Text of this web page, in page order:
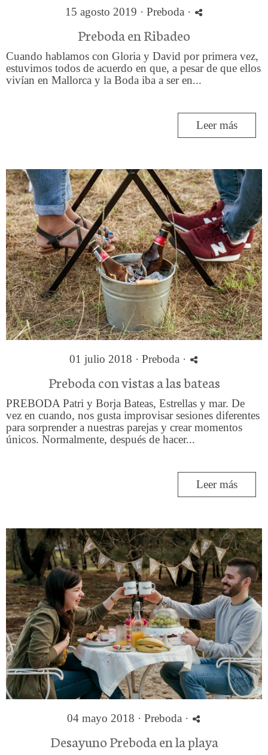
15 agosto 2019 · Preboda·
Preboda en Ribadeo
Cuando hablamos con Gloria y David por primera vez,
estuvimos todos de acuerdo en que, a pesar de que ellos
vivían en Mallorca y la Boda iba a ser en...
Leer más
01 julio 2018 · Preboda ·
Preboda con vistas a las bateas
PREBODA Patri y Borja Bateas, Estrellas y mar. De
vez en cuando, nos gusta improvisar sesiones diferentes
para sorprender a nuestras parejas y crear momentos
únicos. Normalmente, después de hacer...
Leer más
04 mayo 2018 · Preboda ·
Desayuno Preboda en la playa